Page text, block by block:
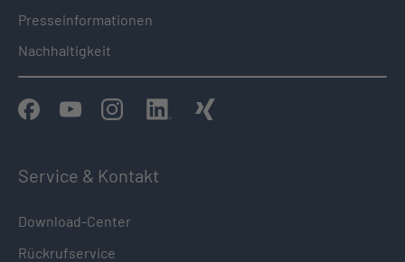
Presseinformationen
Nachhaltigkeit
Service & Kontakt
Download-Center
Rückrufservice